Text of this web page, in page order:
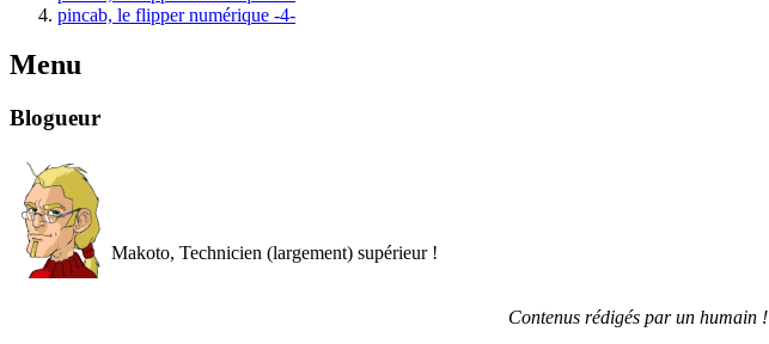
pincab, le flipper numérique -4-
Menu
Blogueur
Makoto, Technicien (largement) supérieur !
Contenus rédigés par un humain !